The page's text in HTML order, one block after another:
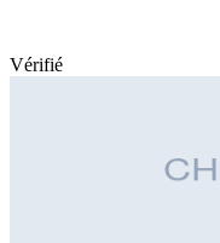
Vérifié